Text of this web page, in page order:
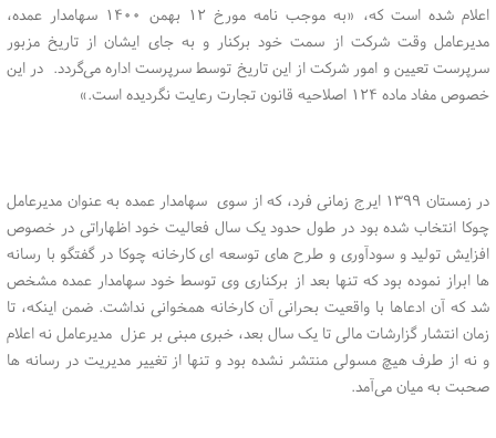
اعلام شده است که، «به موجب نامه مورخ ۱۲ بهمن ۱۴۰۰ سهامدار عمده،
مدیرعامل وقت شرکت از سمت خود برکنار و به جای ایشان از تاریخ مزبور
سرپرست تعیین و امور شرکت از این تاریخ توسط سرپرست اداره می‌گردد. در این
خصوص مفاد ماده ۱۲۴ اصلاحیه قانون تجارت رعایت نگردیده است.»
در زمستان ۱۳۹۹ ایرج زمانی فرد، که از سوی سهامدار عمده به عنوان مدیرعامل
چوکا انتخاب شده بود در طول حدود یک سال فعالیت خود اظهاراتی در خصوص
افزایش تولید و سودآوری و طرح های توسعه ای کارخانه چوکا در گفتگو با رسانه
ها ابراز نموده بود که تنها بعد از برکناری وی توسط خود سهامدار عمده مشخص
شد که آن ادعاها با واقعیت بحرانی آن کارخانه همخوانی نداشت. ضمن اینکه، تا
زمان انتشار گزارشات مالی تا یک سال بعد، خبری مبنی بر عزل مدیرعامل نه اعلام
و نه از طرف هیچ مسولی منتشر نشده بود و تنها از تغییر مدیریت در رسانه ها
صحبت به میان می‌آمد.